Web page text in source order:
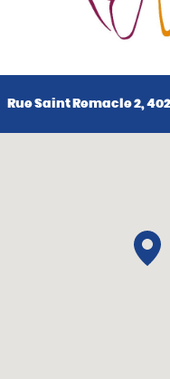
Rue Saint Remacle 2,